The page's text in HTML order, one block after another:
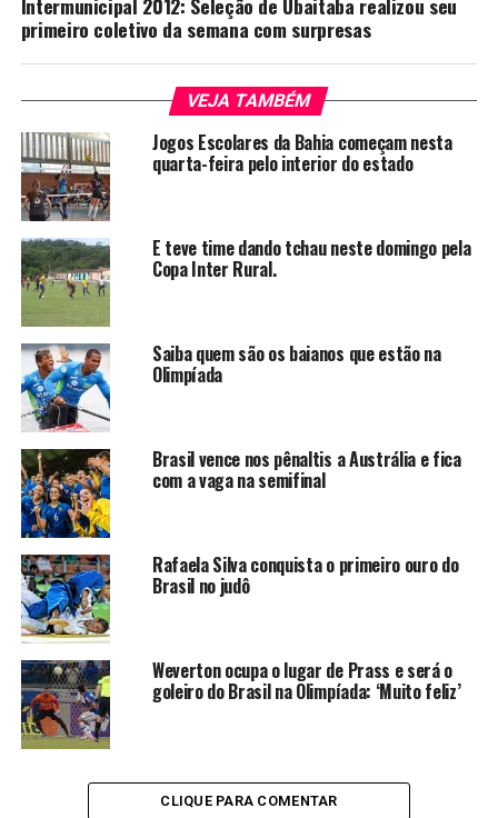
primeiro coletivo da semana com surpresas
VEJA TAMBÉM
Jogos Escolares da Bahia começam nesta
quarta-feira pelo interior do estado
E teve time dando tchau neste domingo pela
Copa Inter Rural.
Saiba quem são os baianos que estão na
Olimpíada
Brasil vence nos pênaltis a Austrália e fica
com a vaga na semifinal
Rafaela Silva conquista o primeiro ouro do
Brasil no judô
Weverton ocupa o lugar de Prass e será o
goleiro do Brasil na Olimpíada: ‘Muito feliz’
CLIQUE PARA COMENTAR